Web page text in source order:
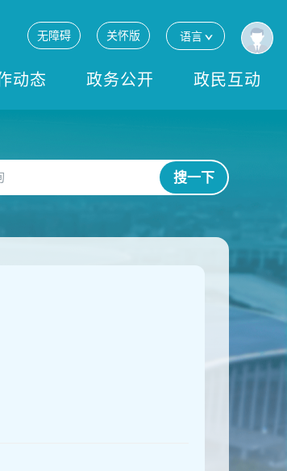
无障碍 关怀版 语言
动态 政务公开 政民互动
搜一下